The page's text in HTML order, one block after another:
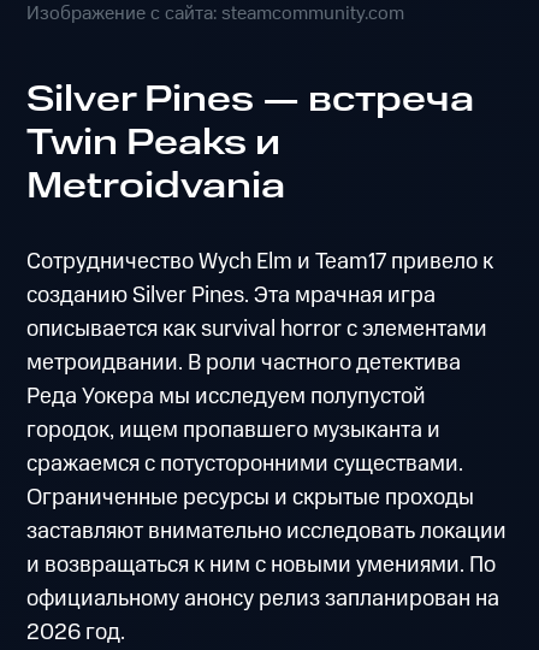
Изображение с сайта: steamcommunity.com
Silver Pines — встреча
Twin Peaks и
Metroidvania
Сотрудничество Wych Elm и Team17 привело к
созданию Silver Pines. Эта мрачная игра
описывается как survival horror с элементами
метроидвании. В роли частного детектива
Реда Уокера мы исследуем полупустой
городок, ищем пропавшего музыканта и
сражаемся с потусторонними существами.
Ограниченные ресурсы и скрытые проходы
заставляют внимательно исследовать локации
и возвращаться к ним с новыми умениями. По
официальному анонсу релиз запланирован на
2026 год.